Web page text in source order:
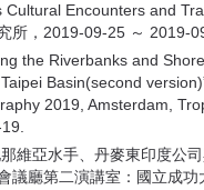
Encounters and
所，2019-09-25 ～ 2019-
the Riverbanks and
Basin(second
2019, Amsterdam,
維亞水手、丹麥東印度公
議廳第二演講室：國立成